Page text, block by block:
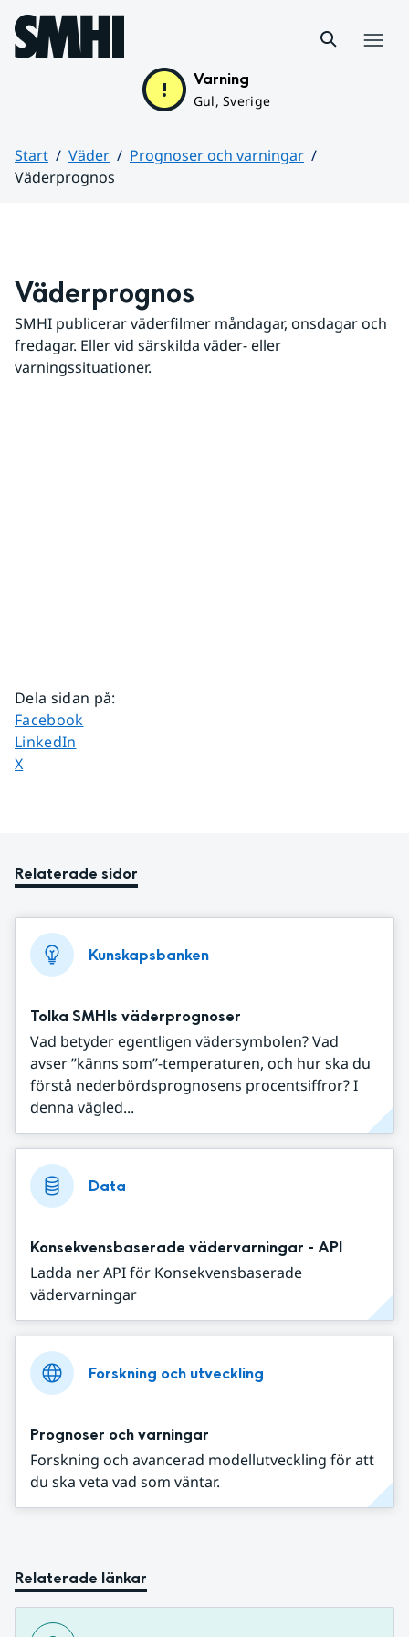
Hoppa till sidans innehåll
Varning
Gul, Sverige
Start Väder
Prognoser och varningar
Väderprognos
Väderprognos
SMHI publicerar väderfilmer måndagar, onsdagar och
fredagar. Eller vid särskilda väder- eller
varningssituationer.
Dela sidan på:
Dela sidan på
Facebook
Dela sidan på
LinkedIn
Dela sidan på
X
Relaterade sidor
Kunskapsbanken
Tolka SMHIs väderprognoser
Vad betyder egentligen vädersymbolen? Vad
avser ”känns som”-temperaturen, och hur ska du
förstå nederbördsprognosens procentsiffror? I
denna vägled...
Data
Konsekvensbaserade vädervarningar - API
Ladda ner API för Konsekvensbaserade
vädervarningar
Forskning och utveckling
Prognoser och varningar
Forskning och avancerad modellutveckling för att
du ska veta vad som väntar.
Relaterade länkar